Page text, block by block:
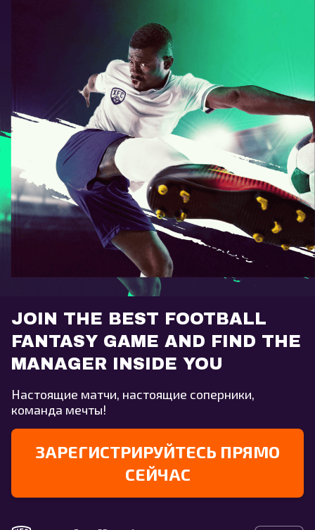
JOIN THE BEST FOOTBALL
FANTASY GAME AND FIND THE
MANAGER INSIDE YOU
Настоящие матчи, настоящие соперники,
команда мечты!
ЗАРЕГИСТРИРУЙТЕСЬ ПРЯМО
СЕЙЧАС